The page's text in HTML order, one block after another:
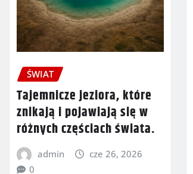
ŚWIAT
Tajemnicze jeziora, które
znikają i pojawiają się w
różnych częściach świata.
admin
cze 26, 2026
0